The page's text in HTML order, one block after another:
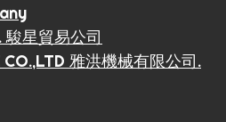
星貿易公司
CO.,LTD 雅洪機械有限公司.